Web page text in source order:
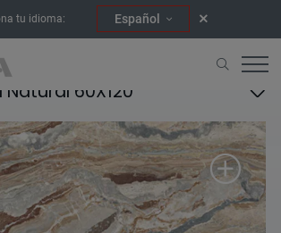
tu idioma: Español
60X120